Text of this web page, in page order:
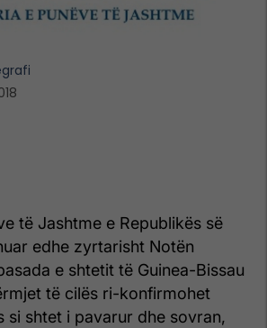
të Jashtme e Republikës së
edhe zyrtarisht Notën
e shtetit të Guinea-Bissau
të cilës ri-konfirmohet
si shtet i pavarur dhe sovran,